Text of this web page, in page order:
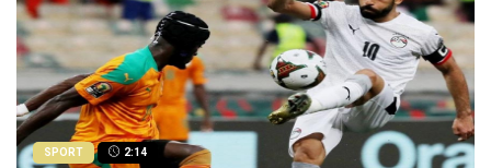
SPORT 2:14